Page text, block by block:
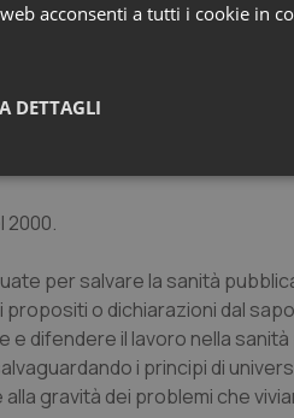
oggi dispersa in mille rivoli
2000.
per salvare la sanità
propositi o dichiarazioni dal
il lavoro nella sanità
i principi di
gravità dei problemi che
acconsenti a tutti i cookie in
DETTAGLI
Necessari
Necessari
contribuiscono a rendere fruibile il sito
aree protette del sito. Il sito web non è in